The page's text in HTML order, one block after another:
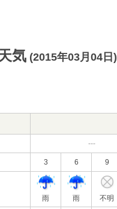
気 (2015年03月04日)
---
3 6 9
雨 雨 不明